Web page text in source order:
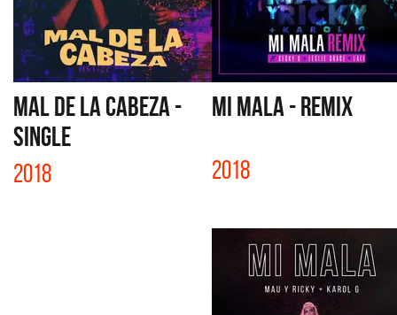
MAL DE LA CABEZA -
SINGLE
2018
MI MALA - REMIX
2018